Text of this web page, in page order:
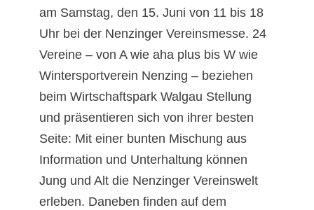
am Samstag, den 15. Juni von 11 bis 18
Uhr bei der Nenzinger Vereinsmesse. 24
Vereine – von A wie aha plus bis W wie
Wintersportverein Nenzing – beziehen
beim Wirtschaftspark Walgau Stellung
und präsentieren sich von ihrer besten
Seite: Mit einer bunten Mischung aus
Information und Unterhaltung können
Jung und Alt die Nenzinger Vereinswelt
erleben. Daneben finden auf dem